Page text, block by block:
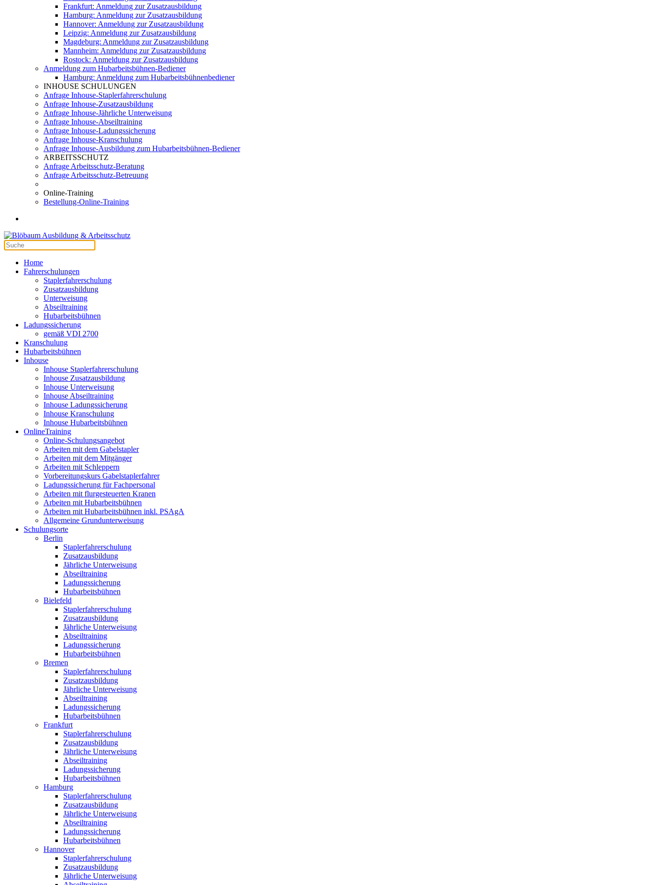
Frankfurt: Anmeldung zur Zusatzausbildung
Hamburg: Anmeldung zur Zusatzausbildung
Hannover: Anmeldung zur Zusatzausbildung
Leipzig: Anmeldung zur Zusatzausbildung
Magdeburg: Anmeldung zur Zusatzausbildung
Mannheim: Anmeldung zur Zusatzausbildung
Rostock: Anmeldung zur Zusatzausbildung
Anmeldung zum Hubarbeitsbühnen-Bediener
Hamburg: Anmeldung zum Hubarbeitsbühnenbediener
INHOUSE SCHULUNGEN
Anfrage Inhouse-Staplerfahrerschulung
Anfrage Inhouse-Zusatzausbildung
Anfrage Inhouse-Jährliche Unterweisung
Anfrage Inhouse-Abseiltraining
Anfrage Inhouse-Ladungssicherung
Anfrage Inhouse-Kranschulung
Anfrage Inhouse-Ausbildung zum Hubarbeitsbühnen-Bediener
ARBEITSSCHUTZ
Anfrage Arbeitsschutz-Beratung
Anfrage Arbeitsschutz-Betreuung
Online-Training
Bestellung-Online-Training
Home
Fahrerschulungen
Staplerfahrerschulung
Zusatzausbildung
Unterweisung
Abseiltraining
Hubarbeitsbühnen
Ladungssicherung
gemäß VDI 2700
Kranschulung
Hubarbeitsbühnen
Inhouse
Inhouse Staplerfahrerschulung
Inhouse Zusatzausbildung
Inhouse Unterweisung
Inhouse Abseiltraining
Inhouse Ladungssicherung
Inhouse Kranschulung
Inhouse Hubarbeitsbühnen
OnlineTraining
Online-Schulungsangebot
Arbeiten mit dem Gabelstapler
Arbeiten mit dem Mitgänger
Arbeiten mit Schleppern
Vorbereitungskurs Gabelstaplerfahrer
Ladungssicherung für Fachpersonal
Arbeiten mit flurgesteuerten Kranen
Arbeiten mit Hubarbeitsbühnen
Arbeiten mit Hubarbeitsbühnen inkl. PSAgA
Allgemeine Grundunterweisung
Schulungsorte
Berlin
Staplerfahrerschulung
Zusatzausbildung
Jährliche Unterweisung
Abseiltraining
Ladungssicherung
Hubarbeitsbühnen
Bielefeld
Staplerfahrerschulung
Zusatzausbildung
Jährliche Unterweisung
Abseiltraining
Ladungssicherung
Hubarbeitsbühnen
Bremen
Staplerfahrerschulung
Zusatzausbildung
Jährliche Unterweisung
Abseiltraining
Ladungssicherung
Hubarbeitsbühnen
Frankfurt
Staplerfahrerschulung
Zusatzausbildung
Jährliche Unterweisung
Abseiltraining
Ladungssicherung
Hubarbeitsbühnen
Hamburg
Staplerfahrerschulung
Zusatzausbildung
Jährliche Unterweisung
Abseiltraining
Ladungssicherung
Hubarbeitsbühnen
Hannover
Staplerfahrerschulung
Zusatzausbildung
Jährliche Unterweisung